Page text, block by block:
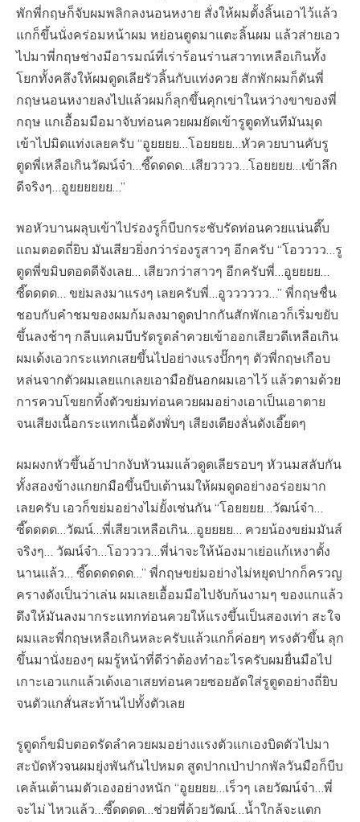
พักพี่กฤษก็จับผมพลิกลงนอนหงาย สั่งให้ผมตั้งลิ้นเอาไว้แล้ว
แกก็ขึ้นนั่งคร่อมหน้าผม หย่อนตูดมาแตะลิ้นผม แล้วส่ายเอว
ไปมาพี่กฤษช่างมีอารมณ์ที่เร่าร้อนร่านสวาทเหลือเกินทั้ง
โยกทั้งคลึงให้ผมดูดเลียรัวลิ้นกับแท่งควย สักพักผมก็ดันพี่
กฤษนอนหงายลงไปแล้วผมก็ลุกขึ้นคุกเข่าในหว่างขาของพี่
กฤษ แกเอื้อมมือมาจับท่อนควยผมยัดเข้ารูตูดทันทีมันมุด
เข้าไปมิดแท่งเลยครับ “อูยยยย…โอยยยย…หัวควยบานคับรู
ตูดพี่เหลือเกินวัฒน์จ๋า…ซี๊ดดดด…เสียวววว…โอยยยย…เข้าลึก
ดีจริงๆ…อูยยยยยย…”
พอหัวบานผลุบเข้าไปร่องรูก็บีบกระชับรัดท่อนควยแน่นตึ๊บ
แถมตอดถี่ยิบ มันเสียวยิ่งกว่าร่องรูสาวๆ อีกครับ “โอวววว…รู
ตูดพี่ขมิบตอดดีจังเลย… เสียวกว่าสาวๆ อีกครับพี่…อูยยยย…
ซี๊ดดดด… ขย่มลงมาแรงๆ เลยครับพี่…อูวววววว…” พี่กฤษชื่น
ชอบกับคำชมของผมก้มลงมาดูดปากกันสักพักเอวก็เริ่มขยับ
ขึ้นลงช้าๆ กลีบแคมบีบรัดรูดลำควยเข้าออกเสียวดีเหลือเกิน
ผมเด้งเอวกระแทกเสยขึ้นไปอย่างแรงปั๊กๆๆ ตัวพี่กฤษเกือบ
หล่นจากตัวผมเลยแกเลยเอามือยันอกผมเอาไว้ แล้วตามด้วย
การควบโขยกทิ้งตัวขย่มท่อนควยผมอย่างเอาเป็นเอาตาย
จนเสียงเนื้อกระแทกเนื้อดังพั่บๆ เสียงเตียงลั่นดังเอี๊ยดๆ
ผมผงกหัวขึ้นอ้าปากงับหัวนมแล้วดูดเลียรอบๆ หัวนมสลับกัน
ทั้งสองข้างแกยกมือขึ้นบีบเต้านมให้ผมดูดอย่างอร่อยมาก
เลยครับ เอวก็ขย่มอย่างไม่ยั้งเช่นกัน “โอยยยย…วัฒน์จ๋า…
ซี๊ดดดด…วัฒน์…พี่เสียวเหลือเกิน…อูยยยย… ควยน้องขย่มมันส์
จริงๆ… วัฒน์จ๋า…โอวววว…พี่น่าจะให้น้องมาเย่อแก้เหงาตั้ง
นานแล้ว… ซี๊ดดดดดด…” พี่กฤษขย่มอย่างไม่หยุดปากก็ครวญ
ครางดังเป็นว่าเล่น ผมเลยเอื้อมมือไปจับก้นงามๆ ของแกแล้ว
ดึงให้มันลงมากระแทกท่อนควยให้แรงขึ้นเป็นสองเท่า สะใจ
ผมและพี่กฤษเหลือเกินหละครับแล้วแกก็ค่อยๆ ทรงตัวขึ้น ลุก
ขึ้นมานั่งยองๆ ผมรู้หน้าที่ดีว่าต้องทำอะไรครับผมยื่นมือไป
เกาะเอวแกแล้วเด้งเอาเสยท่อนควยซอยอัดใส่รูตูดอย่างถี่ยิบ
จนตัวแกสั่นสะท้านไปทั้งตัวเลย
รูตูดก็ขมิบตอดรัดลำควยผมอย่างแรงตัวแกเองบิดตัวไปมา
สะบัดหัวจนผมยุ่งพันกันไปหมด สูดปากเป่าปากพัลวันมือก็บีบ
เคล้นเต้านมตัวเองอย่างหนัก “อูยยยย…เร็วๆ เลยวัฒน์จ๋า…พี่
จะไม่ ไหวแล้ว…ซี๊ดดดด…ช่วยพี่ด้วยวัฒน์…น้ำใกล้จะแตก